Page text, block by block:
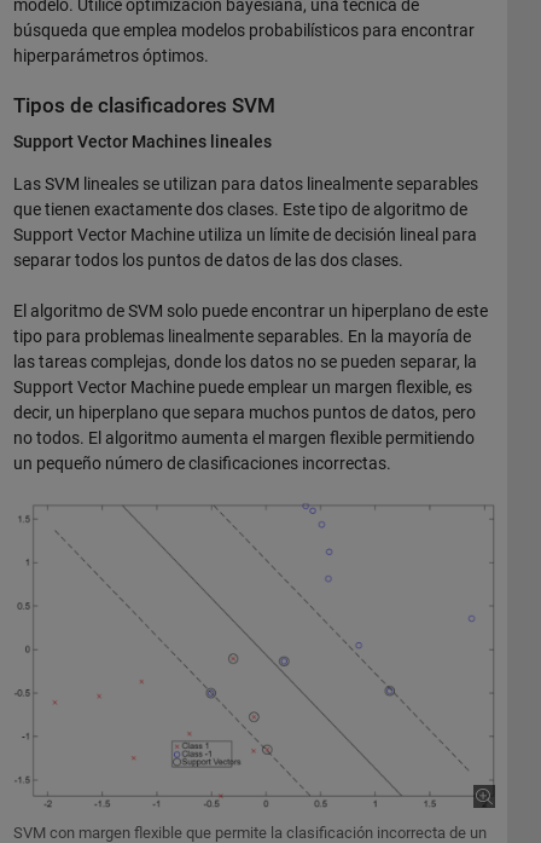
modelo. Utilice optimización bayesiana, una técnica de
búsqueda que emplea modelos probabilísticos para encontrar
hiperparámetros óptimos.
Tipos de clasificadores SVM
Support Vector Machines lineales
Las SVM lineales se utilizan para datos linealmente separables
que tienen exactamente dos clases. Este tipo de algoritmo de
Support Vector Machine utiliza un límite de decisión lineal para
separar todos los puntos de datos de las dos clases.
El algoritmo de SVM solo puede encontrar un hiperplano de este
tipo para problemas linealmente separables. En la mayoría de
las tareas complejas, donde los datos no se pueden separar, la
Support Vector Machine puede emplear un margen flexible, es
decir, un hiperplano que separa muchos puntos de datos, pero
no todos. El algoritmo aumenta el margen flexible permitiendo
un pequeño número de clasificaciones incorrectas.
SVM con margen flexible que permite la clasificación incorrecta de un